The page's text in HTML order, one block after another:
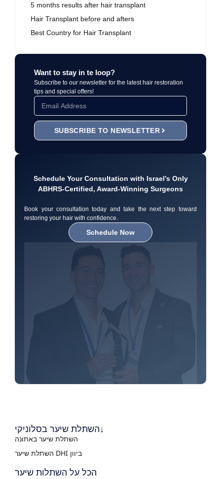
5 months results after hair transplant
Hair Transplant before and afters
Best Country for Hair Transplant
Want to stay in te loop?
Subscribe to our newsletter for the latest hair restoration
tips and special offers!
SUBSCRIBE TO NEWSLETTER
Schedule Your Consultation with Israel’s Only
ABHRS-Certified, Award-Winning Surgeons
Book your consultation today and take the next step toward
restoring your hair with confidence.
Schedule Now
השתלת שיער בסלוניקי↓
השתלת שיער באתונה
השתלת שיער DHI ביוון
הכל על השתלות שיער